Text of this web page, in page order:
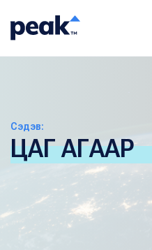
Сэдэв:
ЦАГ АГААР